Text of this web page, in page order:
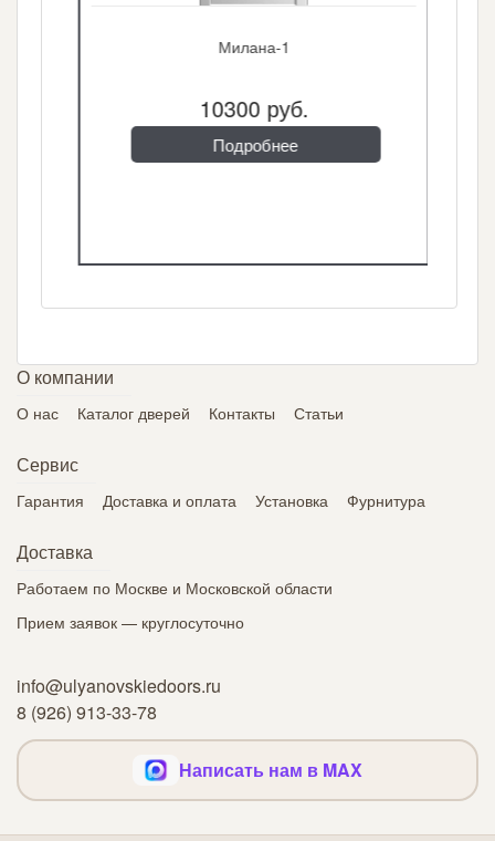
Милана-1
10300 руб.
Подробнее
О компании
О нас Каталог дверей Контакты Статьи
Сервис
Гарантия Доставка и оплата Установка Фурнитура
Доставка
Работаем по Москве и Московской области
Прием заявок — круглосуточно
info@ulyanovskiedoors.ru
8 (926) 913-33-78
Написать нам в MAX